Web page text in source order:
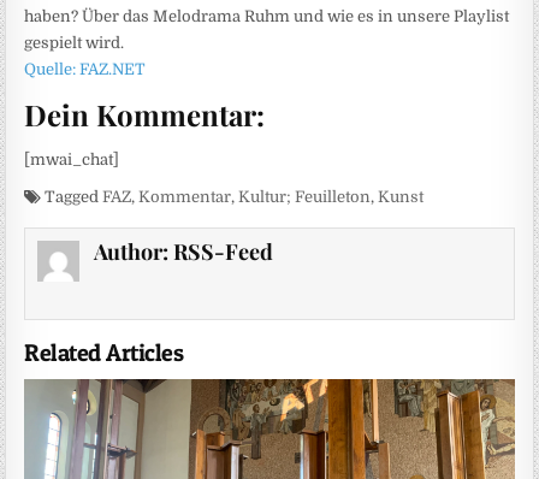
haben? Über das Melodrama Ruhm und wie es in unsere Playlist
gespielt wird.
Quelle: FAZ.NET
Dein Kommentar:
[mwai_chat]
TaggedFAZ,Kommentar,Kultur; Feuilleton,Kunst
Author: RSS-Feed
Related Articles